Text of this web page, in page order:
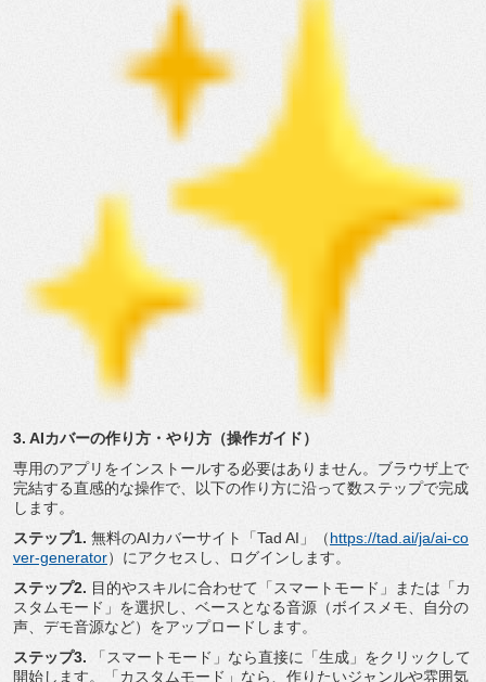
3. AIカバーの作り方・やり方（操作ガイド）
専用のアプリをインストールする必要はありません。 ブラウザ上で
完結する直感的な操作で、
以下の作り方に沿って数ステップで完成
します。
ステップ1. 無料のAIカバーサイト「Tad AI」（https://tad.ai/ja/ai-co
ver-generator）にアクセスし、
ログインします。
ステップ2. 目的やスキルに合わせて「スマートモード」
または「カ
スタムモード」を選択し、ベースとなる音源（ボイスメモ、自分の
声、デモ音源など）をアップロードします。
ステップ3. 「スマートモード」なら直接に「生成」 をクリックして
開始します。「カスタムモード」なら、 作りたいジャンルや雰囲気